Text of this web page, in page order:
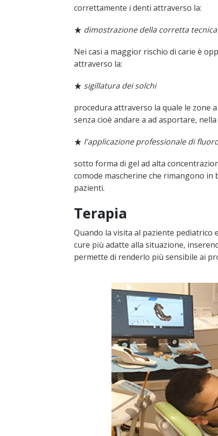
correttamente i denti attraverso la:
dimostrazione della corretta
Nei casi a maggior rischio di carie è
attraverso la:
sigillatura dei solchi
procedura attraverso la quale le zone
senza cioè andare a ad asportare,
l'applicazione professionale di
sotto forma di gel ad alta
comode mascherine che rimangono
pazienti.
Terapia
Quando la visita al paziente pediatrico
cure più adatte alla situazione,
permette di renderlo più sensibile ai